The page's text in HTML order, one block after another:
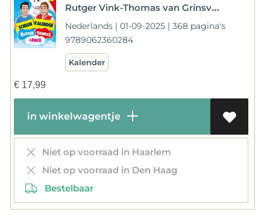
Rutger Vink-Thomas van Grinsven
Nederlands | 01-09-2025 | 368 pagina's
9789062360284
Kalender
€17,99
in winkelwagentje
Niet op voorraad in Haarlem
Niet op voorraad in Den Haag
Bestelbaar